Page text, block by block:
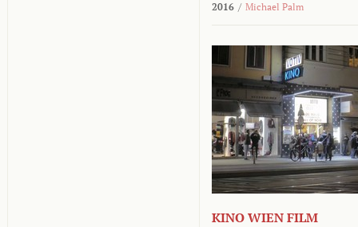
2016 / Michael Palm
KINO WIEN FILM